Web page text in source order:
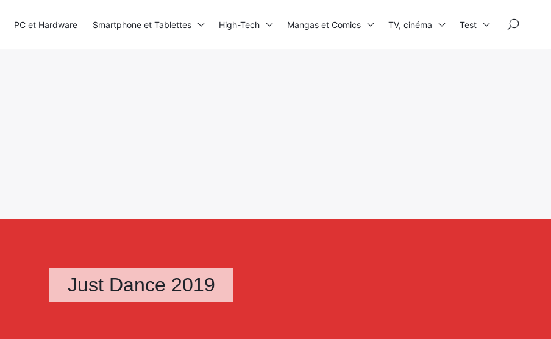
Just Dance 2019
PC et Hardware Smartphone et Tablettes High-Tech Mangas et Comics TV, cinéma Test